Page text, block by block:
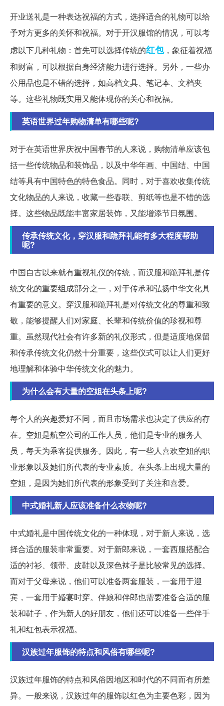
开业送礼是一种表达祝福的方式，选择适合的礼物可以给
予对方更多的关怀和祝福。对于开汉服馆的情况，可以考
虑以下几种礼物：首先可以选择传统的红包，象征着祝福
和财富，可以根据自身经济能力进行选择。另外，一些办
公用品也是不错的选择，如高档文具、笔记本、文档夹
等。这些礼物既实用又能体现你的关心和祝福。
英语世界过年购物清单有哪些呢?
对于在英语世界庆祝中国春节的人来说，购物清单应该包
括一些传统物品和装饰品，以及中华年画、中国结、中国
结等具有中国特色的特色食品。同时，对于喜欢收集传统
文化物品的人来说，收藏一些春联、剪纸等也是不错的选
择。这些物品既能丰富家居装饰，又能增添节日氛围。
传承传统文化，穿汉服和跪拜礼能有多大程度帮助
呢?
中国自古以来就有重视礼仪的传统，而汉服和跪拜礼是传
统文化的重要组成部分之一，对于传承和弘扬中华文化具
有重要的意义。穿汉服和跪拜礼是对传统文化的尊重和致
敬，能够提醒人们对家庭、长辈和传统价值的珍视和尊
重。虽然现代社会有许多新的礼仪形式，但是适度地保留
和传承传统文化仍然十分重要，这些仪式可以让人们更好
地理解和体验中华传统文化的魅力。
为什么会有大量的空姐在头条上呢?
每个人的兴趣爱好不同，而且市场需求也决定了供应的存
在。空姐是航空公司的工作人员，他们是专业的服务人
员，每天为乘客提供服务。因此，有一些人喜欢空姐的职
业形象以及她们所代表的专业素质。在头条上出现大量的
空姐，是因为她们所代表的形象受到了关注和喜爱。
中式婚礼新人应该准备什么衣物呢?
中式婚礼是中国传统文化的一种体现，对于新人来说，选
择合适的服装非常重要。对于新郎来说，一套西服搭配合
适的衬衫、领带、皮鞋以及深色袜子是比较常见的选择。
而对于父母来说，他们可以准备两套服装，一套用于迎
宾，一套用于婚宴时穿。伴娘和伴郎也需要准备合适的服
装和鞋子，作为新人的好朋友，他们还可以准备一些伴手
礼和红包表示祝福。
汉族过年服饰的特点和风俗有哪些呢?
汉族过年服饰的特点和风俗因地区和时代的不同而有所差
异。一般来说，汉族过年的服饰以红色为主要色彩，因为